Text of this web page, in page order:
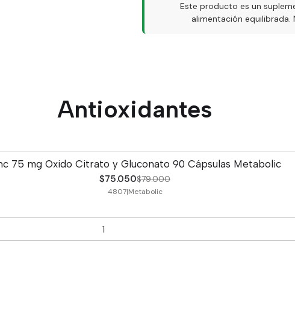
Este producto es un
alimentación
Antioxidantes
75 mg Oxido Citrato y Gluconato 90 Cápsulas Metabolic
$75.050$79.000
4807|Metabolic